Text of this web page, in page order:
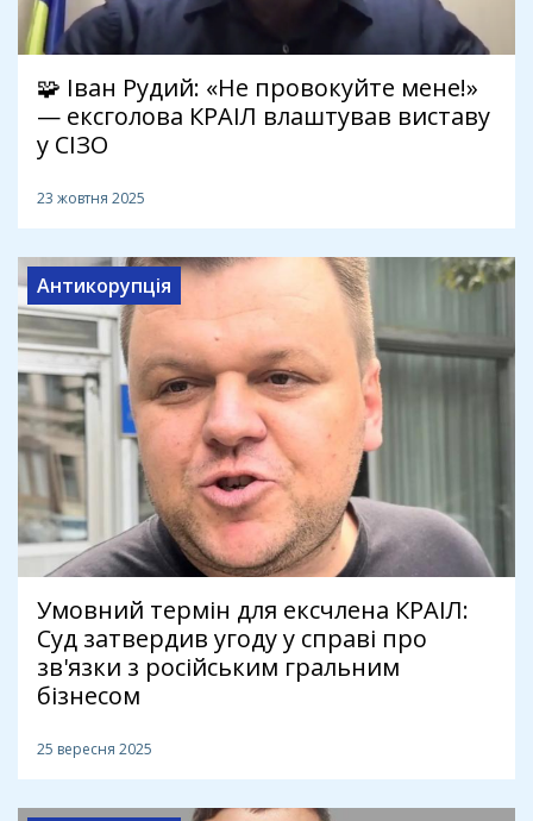
🧩 Іван Рудий: «Не провокуйте мене!»
— ексголова КРАІЛ влаштував виставу
у СІЗО
23 жовтня 2025
Антикорупція
Умовний термін для ексчлена КРАІЛ:
Суд затвердив угоду у справі про
зв'язки з російським гральним
бізнесом
25 вересня 2025